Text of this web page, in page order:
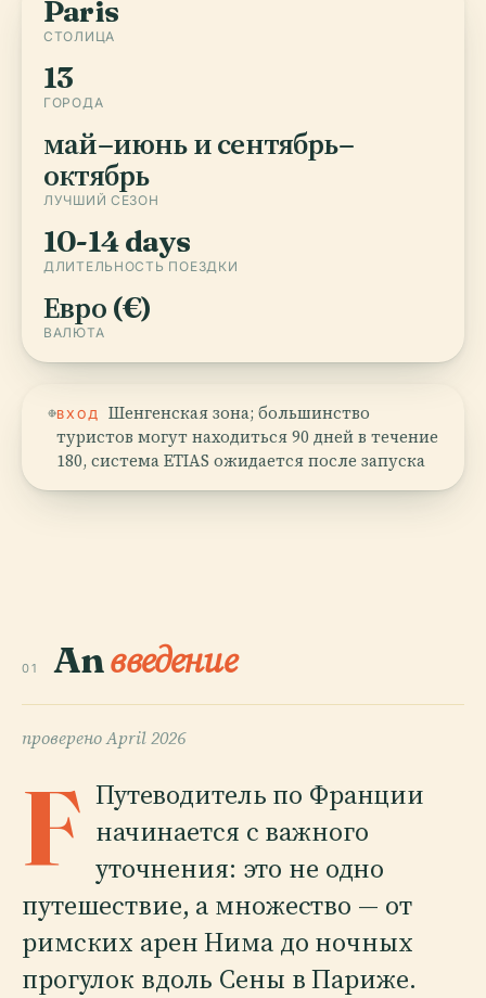
Paris
СТОЛИЦА
13
ГОРОДА
май–июнь и сентябрь–
октябрь
ЛУЧШИЙ СЕЗОН
10-14 days
ДЛИТЕЛЬНОСТЬ ПОЕЗДКИ
Евро (€)
ВАЛЮТА
ВХОД
Шенгенская зона; большинство
туристов могут находиться 90 дней в течение
180, система ETIAS ожидается после запуска
01 Anвведение
провереноApril 2026
F Путеводитель по Франции
начинается с важного
уточнения: это не одно
путешествие, а множество — от
римских арен Нима до ночных
прогулок вдоль Сены в Париже.